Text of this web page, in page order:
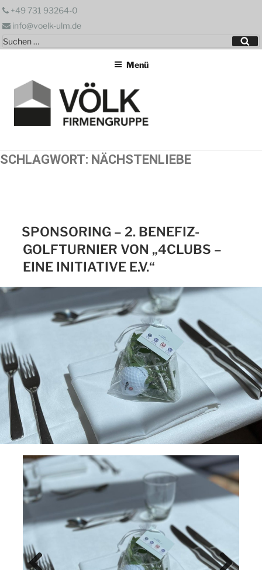
Zum
springen
+49 731 93264-0
info@voelk-ulm.de
Suchen
nach:
Menü
SCHLAGWORT: NÄCHSTENLIEBE
SPONSORING – 2. BENEFIZ-
GOLFTURNIER VON „4CLUBS –
EINE INITIATIVE E.V.“